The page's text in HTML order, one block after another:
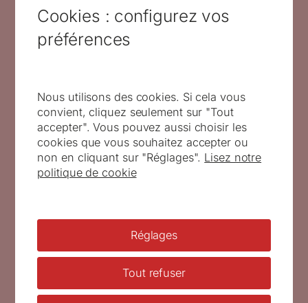
Colmar, présente notamment deux vitrines avec
des plaques gravées.
Cookies : configurez vos
préférences
Nous utilisons des cookies. Si cela vous
convient, cliquez seulement sur "Tout
accepter". Vous pouvez aussi choisir les
cookies que vous souhaitez accepter ou
non en cliquant sur "Réglages". Lisez notre
politique de cookie
Réglages
Tout refuser